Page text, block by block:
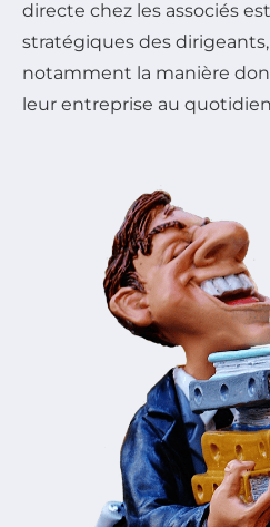
directe chez les associés
stratégiques des
notamment la manière
leur entreprise au